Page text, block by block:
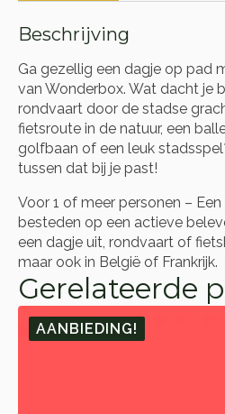
Beschrijving
Ga gezellig een dagje op pad
van Wonderbox. Wat dacht je
rondvaart door de stadse
fietsroute in de natuur, een
golfbaan of een leuk
tussen dat bij je past!
Voor 1 of meer personen –
besteden op een actieve
een dagje uit, rondvaart of
maar ook in België of Frankrijk.
Gerelateerde
AANBIEDING!